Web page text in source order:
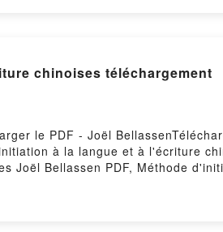
Nathalie Lefèvre
chinoises téléchargement
le PDF - Joël
à la langue et à l'écriture
Joël Bellassen PDF, Méthode
et à l'écriture chinoises